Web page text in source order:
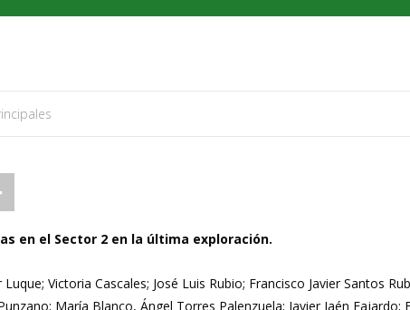
en el Sector 2 en la última exploración.
Victoria Cascales; José Luis Rubio; Francisco Javier Santos
María Blanco, Ángel Torres Palenzuela; Javier Jaén